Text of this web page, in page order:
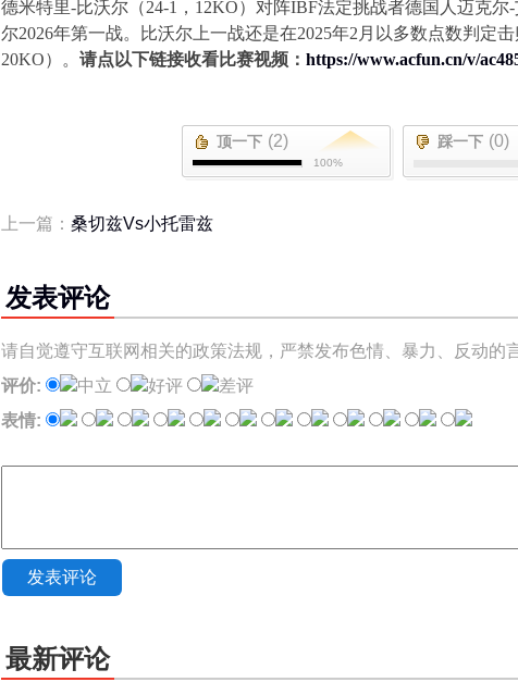
德米特里-比沃尔（24-1 ， 12KO）对阵IBF法定挑战者德国人迈克尔-
尔2026年第一战。比沃尔上一战还是在2025年2 月以多数点数判定
20KO）。 请点以下链接收看比赛视频： https://www.acfun.cn/v/
顶一下 (2)
100%
踩一下 (0)
上一篇： 桑切兹Vs小托雷兹
发表评论
请自觉遵守互联网相关的政策法规，严禁发布色情、暴力、反动的
评价:
中立 好评
差评
表情:
发表评论
最新评论